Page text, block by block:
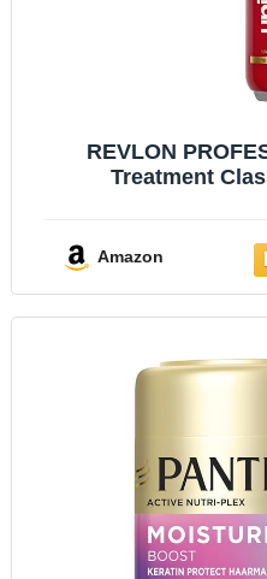
REVLON
Treatment
Spray mit
Amazon